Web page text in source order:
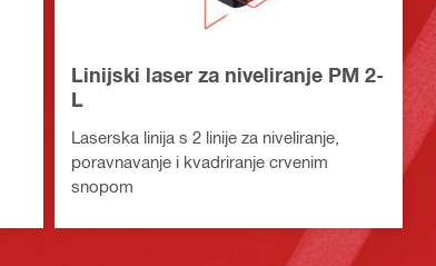
Linijski laser za niveliranje PM 2-
L
Laserska linija s 2 linije za niveliranje,
poravnavanje i kvadriranje crvenim
snopom